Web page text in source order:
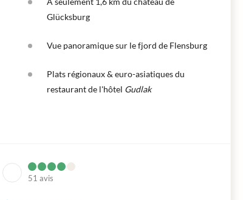
Glücksburg
Vue panoramique sur le fjord de Flensburg
Plats régionaux & euro-asiatiques du
restaurant de l'hôtel Gudlak
51 avis